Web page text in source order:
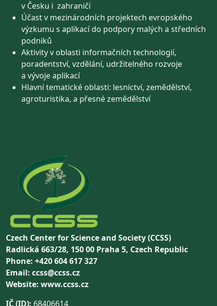
v Česku i zahraničí
Účast v mezinárodních projektech evropského
výzkumu s aplikací do podpory malých a středních
podniků
Aktivity v oblasti informačních technologií,
poradentství, vzdělání, udržitelného rozvoje
a vývoje aplikací
Hlavní tematické oblasti: lesnictví, zemědělství,
agroturistika, a přesné zemědělství
Czech Center for Science and Society (CCSS)
Radlická 663/28, 150 00 Praha 5, Czech Republic
Phone: +420 604 617 327
Email: ccss@ccss.cz
Website: www.ccss.cz
IČ (ID): 68406614